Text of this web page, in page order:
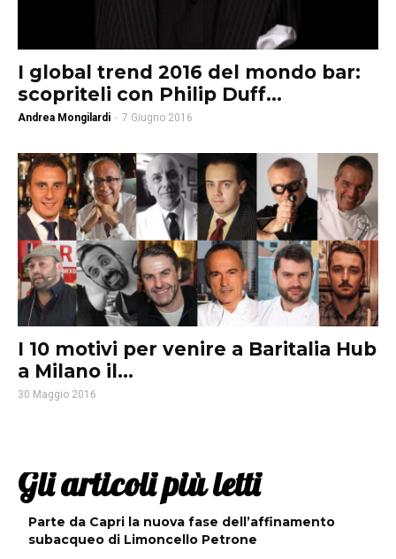
I global trend 2016 del mondo bar:
scopriteli con Philip Duff...
Andrea Mongilardi - 7 Giugno 2016
I 10 motivi per venire a Baritalia Hub
a Milano il...
30 Maggio 2016
Gli articoli più letti
Parte da Capri la nuova fase dell’affinamento
subacqueo di Limoncello Petrone